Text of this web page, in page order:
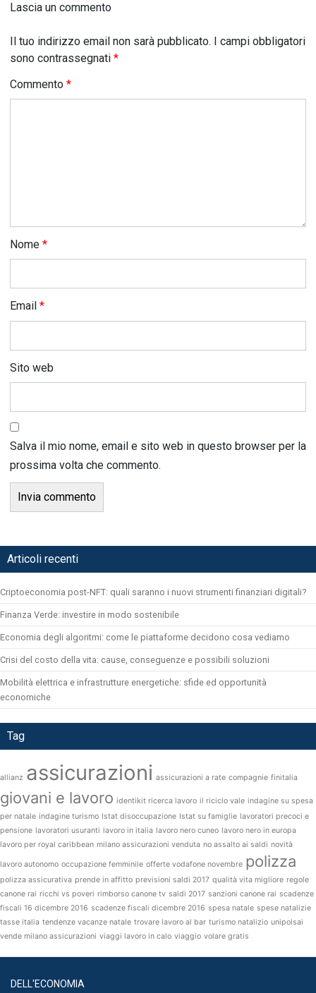
Lascia un commento
Il tuo indirizzo email non sarà pubblicato. I campi obbligatori
sono contrassegnati *
Commento *
Nome *
Email *
Sito web
Salva il mio nome, email e sito web in questo browser per la
prossima volta che commento.
Articoli recenti
Criptoeconomia post-NFT: quali saranno i nuovi strumenti finanziari digitali?
Finanza Verde: investire in modo sostenibile
Economia degli algoritmi: come le piattaforme decidono cosa vediamo
Crisi del costo della vita: cause, conseguenze e possibili soluzioni
Mobilità elettrica e infrastrutture energetiche: sfide ed opportunità
economiche
Tag
allianz assicurazioni assicurazioni a rate compagnie finitalia
giovani e lavoro identikit ricerca lavoro il riciclo vale indagine su spesa
per natale indagine turismo Istat disoccupazione Istat su famiglie lavoratori precoci e
pensione lavoratori usuranti lavoro in italia lavoro nero cuneo lavoro nero in europa
lavoro per royal caribbean milano assicurazioni venduta no assalto ai saldi novità
lavoro autonomo occupazione femminile offerte vodafone novembre polizza
polizza assicurativa prende in affitto previsioni saldi 2017 qualità vita migliore regole
canone rai ricchi vs poveri rimborso canone tv saldi 2017 sanzioni canone rai scadenze
fiscali 16 dicembre 2016 scadenze fiscali dicembre 2016 spesa natale spese natalizie
tasse italia tendenze vacanze natale trovare lavoro al bar turismo natalizio unipolsai
vende milano assicurazioni viaggi lavoro in calo viaggio volare gratis
DELL'ECONOMIA